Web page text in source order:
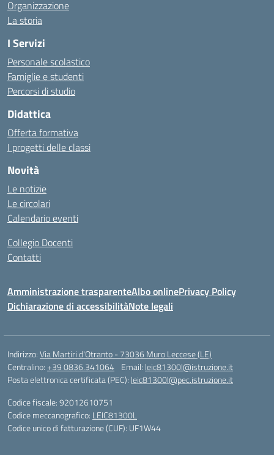
Organizzazione
La storia
I Servizi
Personale scolastico
Famiglie e studenti
Percorsi di studio
Didattica
Offerta formativa
I progetti delle classi
Novità
Le notizie
Le circolari
Calendario eventi
Collegio Docenti
Contatti
Amministrazione trasparenteAlbo onlinePrivacy Policy
Dichiarazione di accessibilitàNote legali
Indirizzo:Via Martiri d'Otranto - 73036 Muro Leccese (LE)
Centralino:+39 0836.341064 Email: leic81300l@istruzione.it
Posta elettronica certificata (PEC): leic81300l@pec.istruzione.it
Codice fiscale: 92012610751
Codice meccanografico: LEIC81300L
Codice unico di fatturazione (CUF): UF1W44